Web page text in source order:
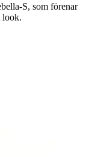
S, som förenar
look.